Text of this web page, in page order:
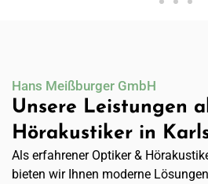
Hans Meißburger GmbH
Unsere Leistungen
Hörakustiker in
Als erfahrener Optiker &
bieten wir Ihnen moderne